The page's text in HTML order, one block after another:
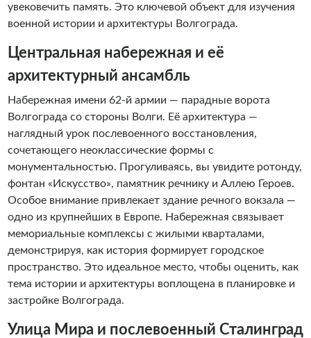
увековечить память. Это ключевой объект для изучения
военной истории и архитектуры Волгограда.
Центральная набережная и её
архитектурный ансамбль
Набережная имени 62-й армии — парадные ворота
Волгограда со стороны Волги. Её архитектура —
наглядный урок послевоенного восстановления,
сочетающего неоклассические формы с
монументальностью. Прогуливаясь, вы увидите ротонду,
фонтан «Искусство», памятник речнику и Аллею Героев.
Особое внимание привлекает здание речного вокзала —
одно из крупнейших в Европе. Набережная связывает
мемориальные комплексы с жилыми кварталами,
демонстрируя, как история формирует городское
пространство. Это идеальное место, чтобы оценить, как
тема истории и архитектуры воплощена в планировке и
застройке Волгограда.
Улица Мира и послевоенный Сталинград